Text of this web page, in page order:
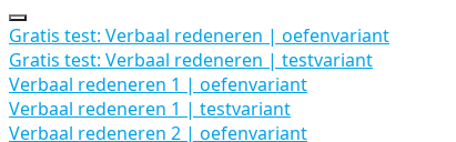
Uitbreiden
Verbaal
redeneren
Gratis test: Verbaal redeneren | oefenvariant
Gratis test: Verbaal redeneren | testvariant
Verbaal redeneren 1 | oefenvariant
Verbaal redeneren 1 | testvariant
Verbaal redeneren 2 | oefenvariant